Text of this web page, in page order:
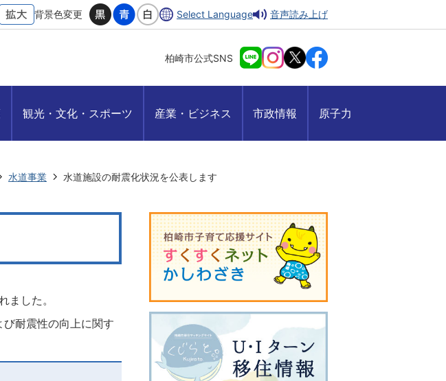
背景色変更 Select Language 音声読み上げ
柏崎市公式SNS
観光・文化・スポーツ 産業・ビジネス 市政情報 原子力
水道事業 水道施設の耐震化状況を公表します
ました。
耐震性の向上に関す